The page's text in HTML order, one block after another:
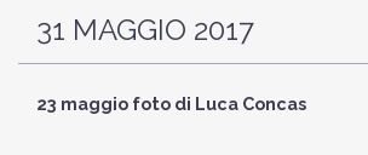
31 MAGGIO 2017
23 maggio foto di Luca Concas